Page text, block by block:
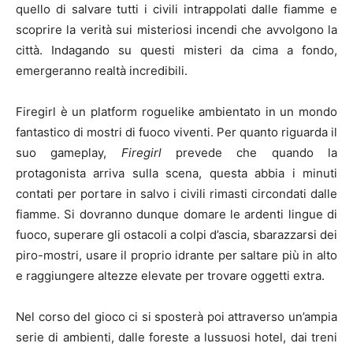
quello di salvare tutti i civili intrappolati dalle fiamme e
scoprire la verità sui misteriosi incendi che avvolgono la
città. Indagando su questi misteri da cima a fondo,
emergeranno realtà incredibili.
Firegirl è un platform roguelike ambientato in un mondo
fantastico di mostri di fuoco viventi. Per quanto riguarda il
suo gameplay, Firegirl prevede che quando la
protagonista arriva sulla scena, questa abbia i minuti
contati per portare in salvo i civili rimasti circondati dalle
fiamme. Si dovranno dunque domare le ardenti lingue di
fuoco, superare gli ostacoli a colpi d’ascia, sbarazzarsi dei
piro-mostri, usare il proprio idrante per saltare più in alto
e raggiungere altezze elevate per trovare oggetti extra.
Nel corso del gioco ci si sposterà poi attraverso un’ampia
serie di ambienti, dalle foreste a lussuosi hotel, dai treni